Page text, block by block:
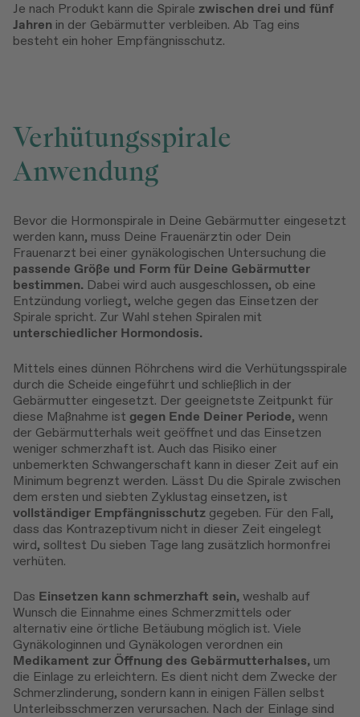
Je nach Produkt kann die Spirale zwischen drei und fünf
Jahren in der Gebärmutter verbleiben. Ab Tag eins
besteht ein hoher Empfängnisschutz.
Verhütungsspirale
Anwendung
Bevor die Hormonspirale in Deine Gebärmutter eingesetzt
werden kann, muss Deine Frauenärztin oder Dein
Frauenarzt bei einer gynäkologischen Untersuchung die
passende Größe und Form für Deine Gebärmutter
bestimmen. Dabei wird auch ausgeschlossen, ob eine
Entzündung vorliegt, welche gegen das Einsetzen der
Spirale spricht. Zur Wahl stehen Spiralen mit
unterschiedlicher Hormondosis.
Mittels eines dünnen Röhrchens wird die Verhütungsspirale
durch die Scheide eingeführt und schließlich in der
Gebärmutter eingesetzt. Der geeignetste Zeitpunkt für
diese Maßnahme ist gegen Ende Deiner Periode, wenn
der Gebärmutterhals weit geöffnet und das Einsetzen
weniger schmerzhaft ist. Auch das Risiko einer
unbemerkten Schwangerschaft kann in dieser Zeit auf ein
Minimum begrenzt werden. Lässt Du die Spirale zwischen
dem ersten und siebten Zyklustag einsetzen, ist
vollständiger Empfängnisschutz gegeben. Für den Fall,
dass das Kontrazeptivum nicht in dieser Zeit eingelegt
wird, solltest Du sieben Tage lang zusätzlich hormonfrei
verhüten.
Das Einsetzen kann schmerzhaft sein, weshalb auf
Wunsch die Einnahme eines Schmerzmittels oder
alternativ eine örtliche Betäubung möglich ist. Viele
Gynäkologinnen und Gynäkologen verordnen ein
Medikament zur Öffnung des Gebärmutterhalses, um
die Einlage zu erleichtern. Es dient nicht dem Zwecke der
Schmerzlinderung, sondern kann in einigen Fällen selbst
Unterleibsschmerzen verursachen. Nach der Einlage sind